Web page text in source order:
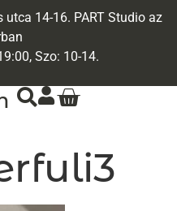
14-16. PART Studio az
Szo: 10-14.